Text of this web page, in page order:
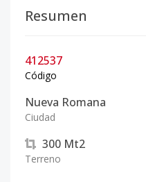
Resumen
412537
Código
Nueva Romana
Ciudad
300 Mt2
Terreno